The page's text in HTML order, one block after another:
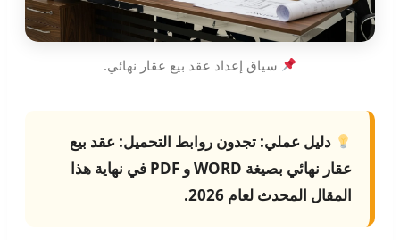
سياق إعداد عقد بيع عقار نهائي.
دليل عملي: تجدون روابط التحميل:عقد بيع
عقار نهائي
بصيغة WORD و PDF في نهاية هذا
المقال المحدث لعام 2026.